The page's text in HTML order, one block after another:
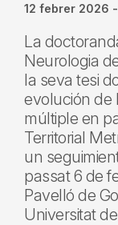
12 febrer 2026 -
La
Neurologia
la seva tesi
evolución de
múltiple en
Territorial
un
passat 6 de
Pavelló de
Universitat